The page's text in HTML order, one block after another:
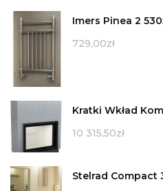
Imers Pinea 2
729,00zł
Kratki Wkład
10 315,50zł
Stelrad Compact